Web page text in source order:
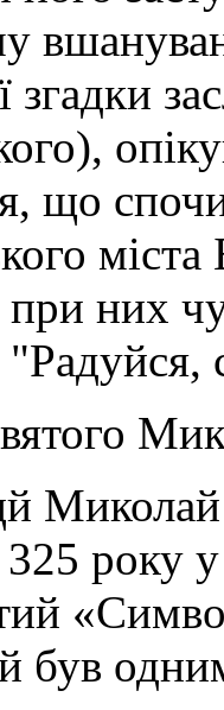
згадки
що
при них
року
одним